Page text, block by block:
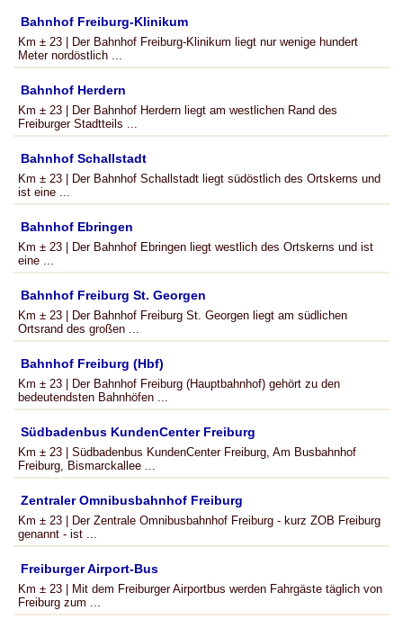
Bahnhof Freiburg-Klinikum
Km ± 23 | Der Bahnhof Freiburg-Klinikum liegt nur wenige hundert
Meter nordöstlich ...
Bahnhof Herdern
Km ± 23 | Der Bahnhof Herdern liegt am westlichen Rand des
Freiburger Stadtteils ...
Bahnhof Schallstadt
Km ± 23 | Der Bahnhof Schallstadt liegt südöstlich des Ortskerns und
ist eine ...
Bahnhof Ebringen
Km ± 23 | Der Bahnhof Ebringen liegt westlich des Ortskerns und ist
eine ...
Bahnhof Freiburg St. Georgen
Km ± 23 | Der Bahnhof Freiburg St. Georgen liegt am südlichen
Ortsrand des großen ...
Bahnhof Freiburg (Hbf)
Km ± 23 | Der Bahnhof Freiburg (Hauptbahnhof) gehört zu den
bedeutendsten Bahnhöfen ...
Südbadenbus KundenCenter Freiburg
Km ± 23 | Südbadenbus KundenCenter Freiburg, Am Busbahnhof
Freiburg, Bismarckallee ...
Zentraler Omnibusbahnhof Freiburg
Km ± 23 | Der Zentrale Omnibusbahnhof Freiburg - kurz ZOB Freiburg
genannt - ist ...
Freiburger Airport-Bus
Km ± 23 | Mit dem Freiburger Airportbus werden Fahrgäste täglich von
Freiburg zum ...